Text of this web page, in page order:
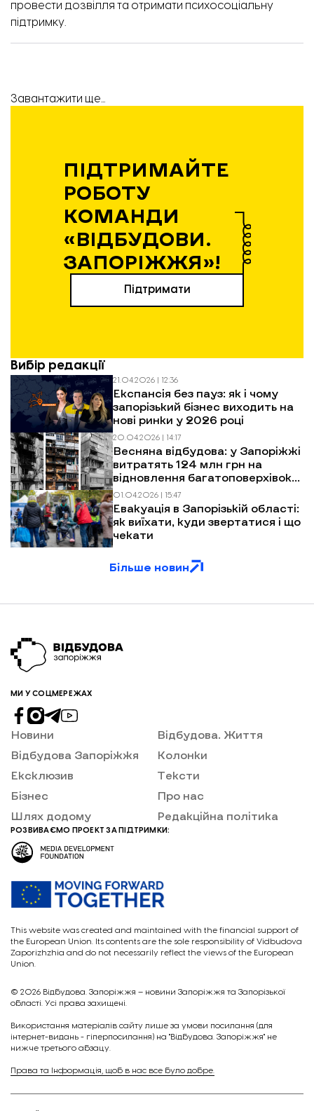
провести дозвілля та отримати психосоціальну
підтримку.
Завантажити ще...
ПІДТРИМАЙТЕ
РОБОТУ
КОМАНДИ
«ВІДБУДОВИ.
ЗАПОРІЖЖЯ»!
Підтримати
Вибір редакції
21.04.2026 | 12:36
Експансія без пауз: як і чому
запорізький бізнес виходить на
нові ринки у 2026 році
20.04.2026 | 14:17
Весняна відбудова: у Запоріжжі
витратять 124 млн грн на
відновлення багатоповерхівок
після обстрілів
01.04.2026 | 15:47
Евакуація в Запорізькій області:
як виїхати, куди звертатися і що
чекати
Більше новин
МИ У СОЦМЕРЕЖАХ
Новини
Відбудова Запоріжжя
Ексклюзив
Бізнес
Шлях додому
Відбудова. Життя
Колонки
Тексти
Про нас
Редакційна політика
РОЗВИВАЄМО ПРОЕКТ ЗА ПІДТРИМКИ:
This website was created and maintained with the financial support of
the European Union. Its contents are the sole responsibility of Vidbudova
Zaporizhzhia and do not necessarily reflect the views of the European
Union.
© 2026 Відбудова. Запоріжжя – новини Запоріжжя та Запорізької
області. Усі права захищені.
Викориcтання матеріалів сайту лише за умови посилання (для
інтернет-видань - гіперпосилання) на "Відбудова. Запоріжжя" не
нижче третього абзацу.
Права та Інформація, щоб в нас все було добре.